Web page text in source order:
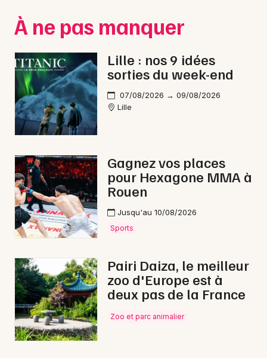
Spectacles
Concerts
Sports
Soirées
Sorties famille
Expos
Sorties & loisirs
Opéra dans le Nord
Opéra dans les Hauts-de-France
Nantes
Nice
Paris
Strasbourg
Toulouse
À ne pas manquer
Lille : nos 9 idées
sorties du week-end
07/08/2026 → 09/08/2026
Lille
Gagnez vos places
pour Hexagone MMA à
Rouen
Jusqu'au 10/08/2026
Sports
Pairi Daiza, le meilleur
zoo d'Europe est à
deux pas de la France
Zoo et parc animalier